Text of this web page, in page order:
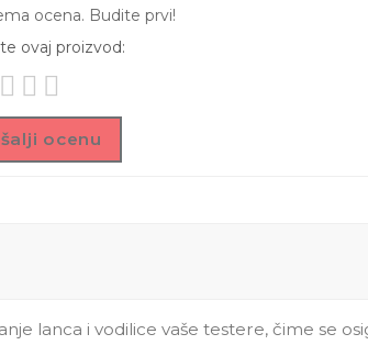
ocena. Budite prvi!
ovaj proizvod:
ocenu
lanca i vodilice vaše testere, čime se